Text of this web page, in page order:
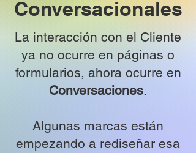
Conversacionales
La interacción con el Cliente
ya no ocurre en páginas o
formularios, ahora ocurre en
Conversaciones.
Algunas marcas están
empezando a rediseñar esa